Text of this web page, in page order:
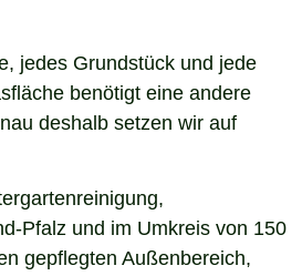
jedes Grundstück und jede
benötigt eine andere
deshalb setzen wir auf
Pfalz und im Umkreis von 150
gepflegten Außenbereich,